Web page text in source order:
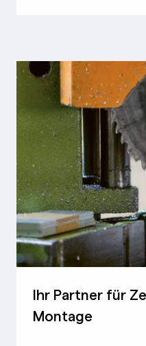
Ihr Partner für
Montage